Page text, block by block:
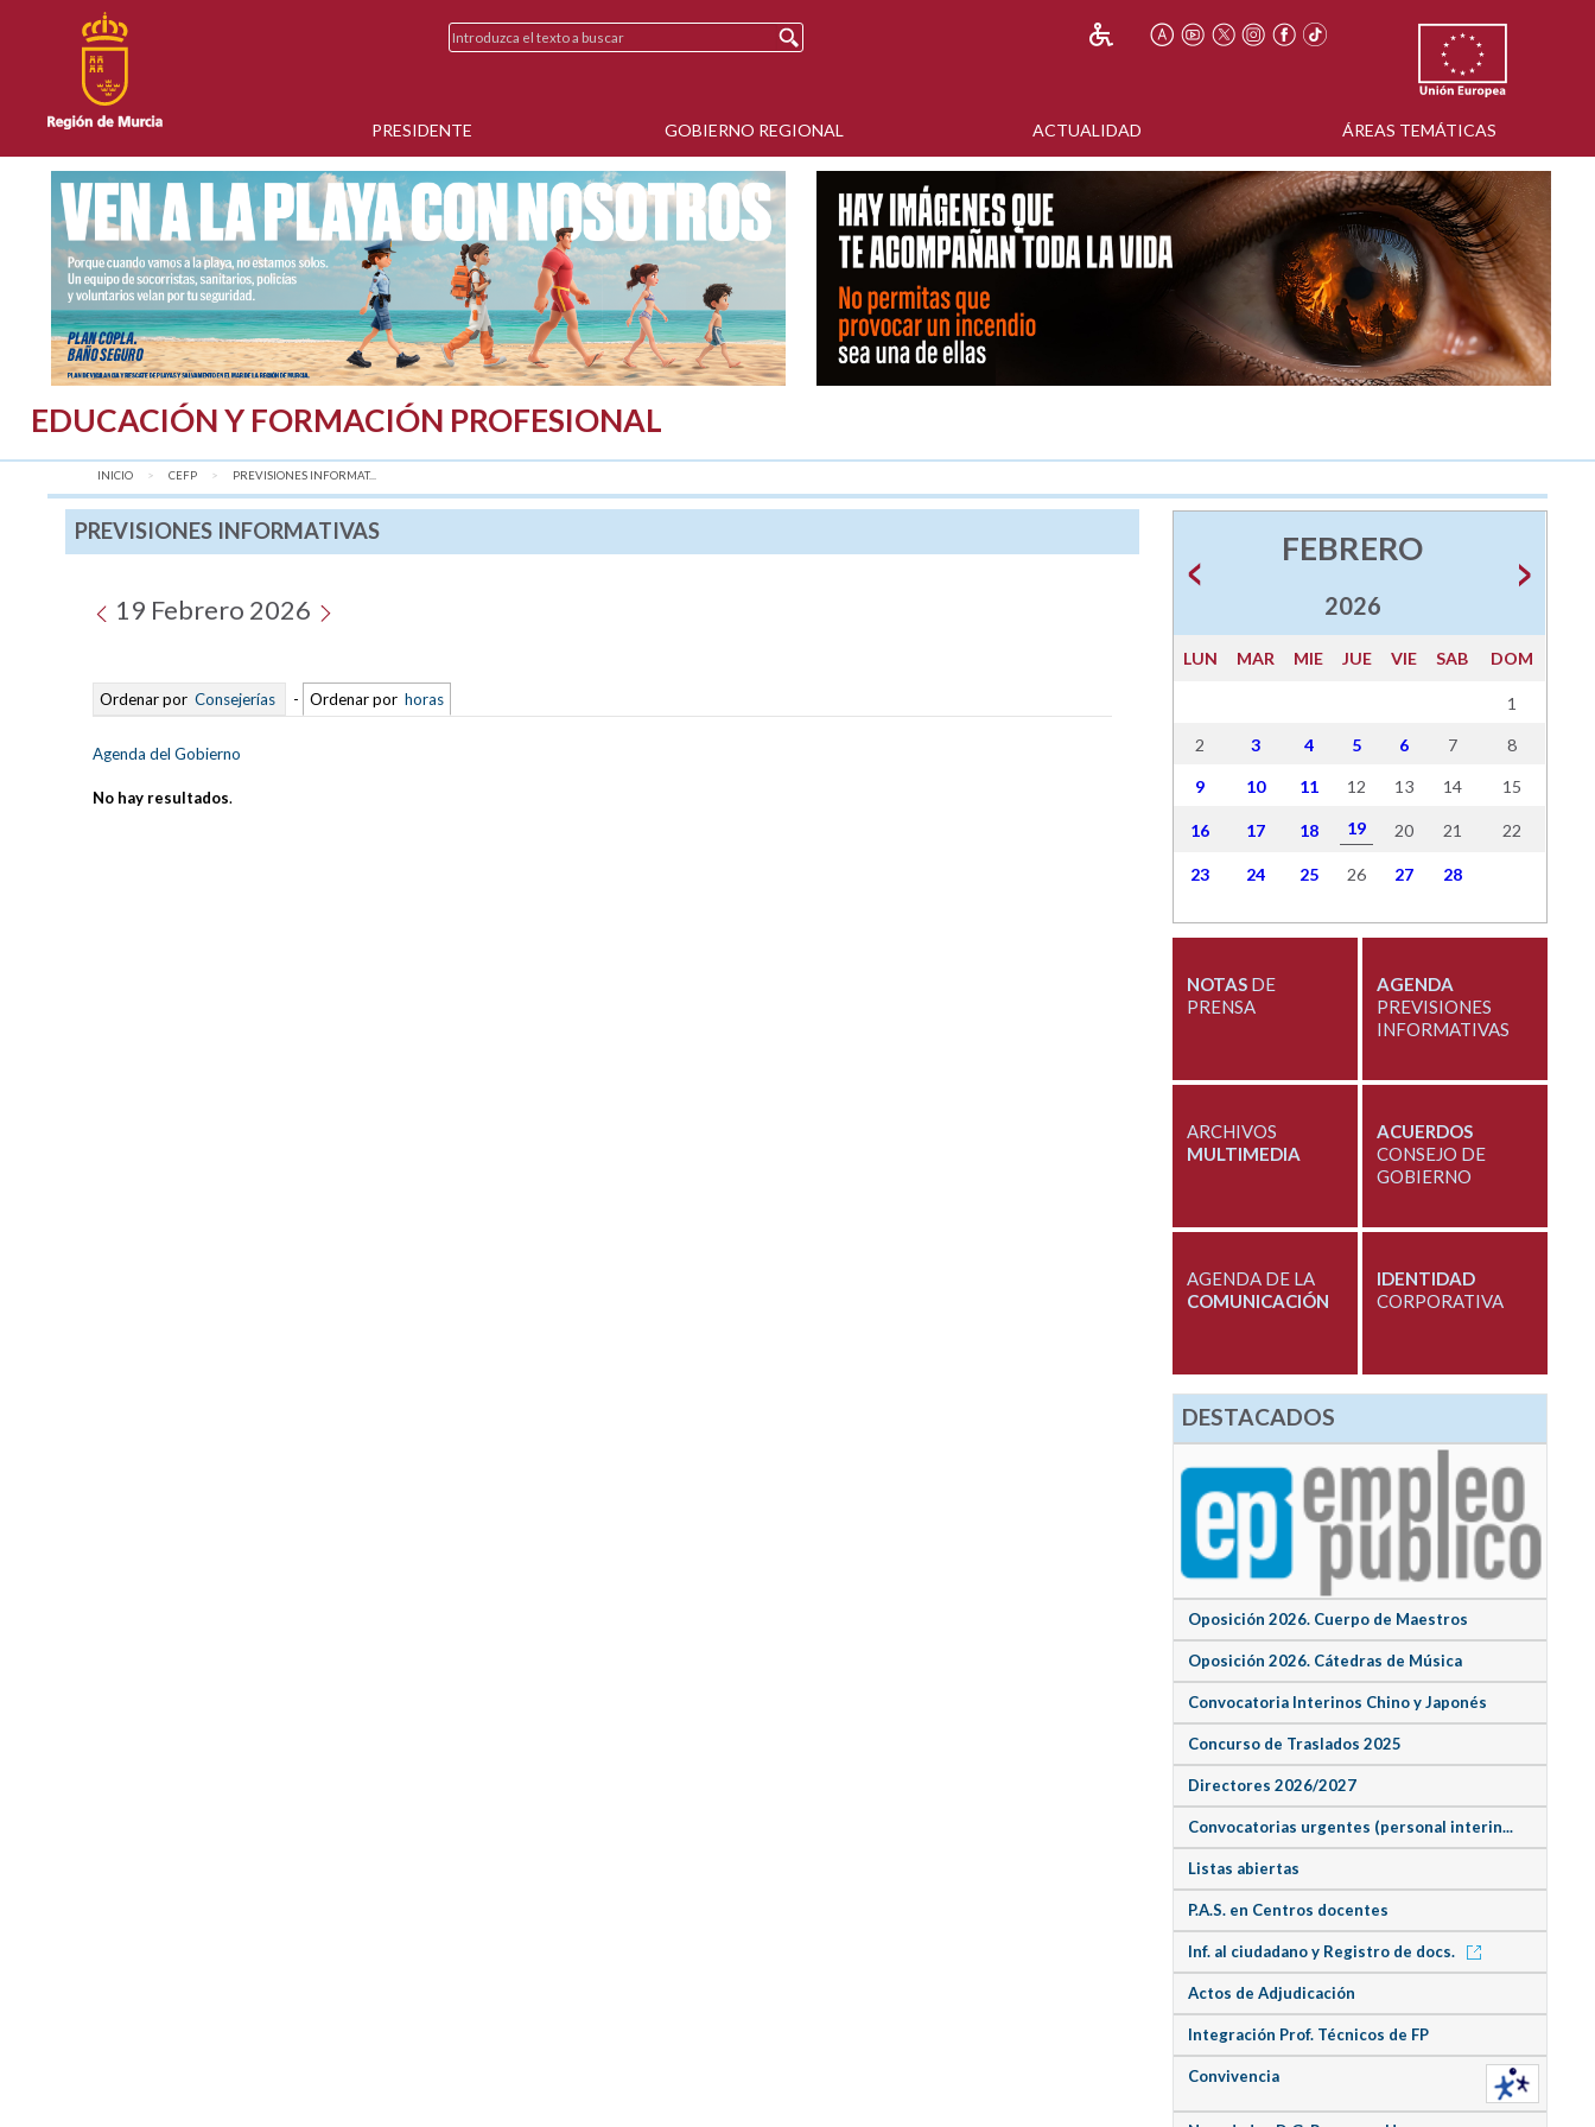
PRESIDENTE GOBIERNO REGIONAL ACTUALIDAD ÁREAS TEMÁTICAS
EDUCACIÓN Y FORMACIÓN PROFESIONAL
INICIO CEFP AQUÍ:
PREVISIONES INFORMAT...
PREVISIONES INFORMATIVAS
19 Febrero 2026
Ordenar por Consejerías - Ordenar por horas
Agenda del Gobierno
No hay resultados.
FEBRERO
2026
LUN MAR MIE JUE VIE SAB DOM
1
2 3 4 5 6 7 8
9 10 11 12 13 14 15
16 17 18 19 20 21 22
23 24 25 26 27 28
NOTASDE
PRENSA
AGENDA
PREVISIONES
INFORMATIVAS
ARCHIVOS
MULTIMEDIA
ACUERDOS
CONSEJO DE
GOBIERNO
AGENDA DE LA
COMUNICACIÓN
IDENTIDAD
CORPORATIVA
DESTACADOS
Oposición 2026. Cuerpo de Maestros
Oposición 2026. Cátedras de Música
Convocatoria Interinos Chino y Japonés
Concurso de Traslados 2025
Directores 2026/2027
Convocatorias urgentes (personal interin...
Listas abiertas
P.A.S. en Centros docentes
Inf. al ciudadano y Registro de docs.
Actos de Adjudicación
Integración Prof. Técnicos de FP
Convivencia